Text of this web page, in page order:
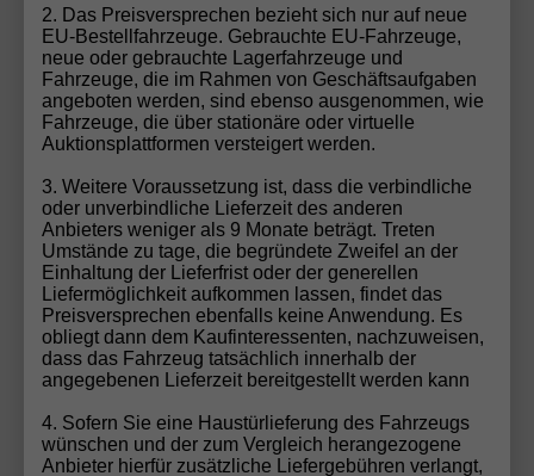
voller europaweiter Herstellergarantie
uneingeschränktem Service bei Hyundai
Vertragspartnern
So lässt sich moderne Technik besonders
wirtschaftlich erleben.
Hyundai EU-Neuwagen bei
Automobilhandel von der Forst
Beim Kauf eines Hyundai EU-Neuwagens bei
Automobilhandel von der Forstgenießen Sie
maximale Sicherheit und Komfort:
keine Anzahlung bei Bestellung
2. Das Preisversprechen bezieht sich nur auf neue
EU-Bestellfahrzeuge. Gebrauchte EU-Fahrzeuge,
neue oder gebrauchte Lagerfahrzeuge und
Fahrzeuge, die im Rahmen von Geschäftsaufgaben
angeboten werden, sind ebenso ausgenommen, wie
Fahrzeuge, die über stationäre oder virtuelle
Auktionsplattformen versteigert werden.
3. Weitere Voraussetzung ist, dass die verbindliche
oder unverbindliche Lieferzeit des anderen
Anbieters weniger als 9 Monate beträgt. Treten
Umstände zu tage, die begründete Zweifel an der
Einhaltung der Lieferfrist oder der generellen
Liefermöglichkeit aufkommen lassen, findet das
Preisversprechen ebenfalls keine Anwendung. Es
obliegt dann dem Kaufinteressenten, nachzuweisen,
dass das Fahrzeug tatsächlich innerhalb der
angegebenen Lieferzeit bereitgestellt werden kann
4. Sofern Sie eine Haustürlieferung des Fahrzeugs
wünschen und der zum Vergleich herangezogene
Anbieter hierfür zusätzliche Liefergebühren verlangt,